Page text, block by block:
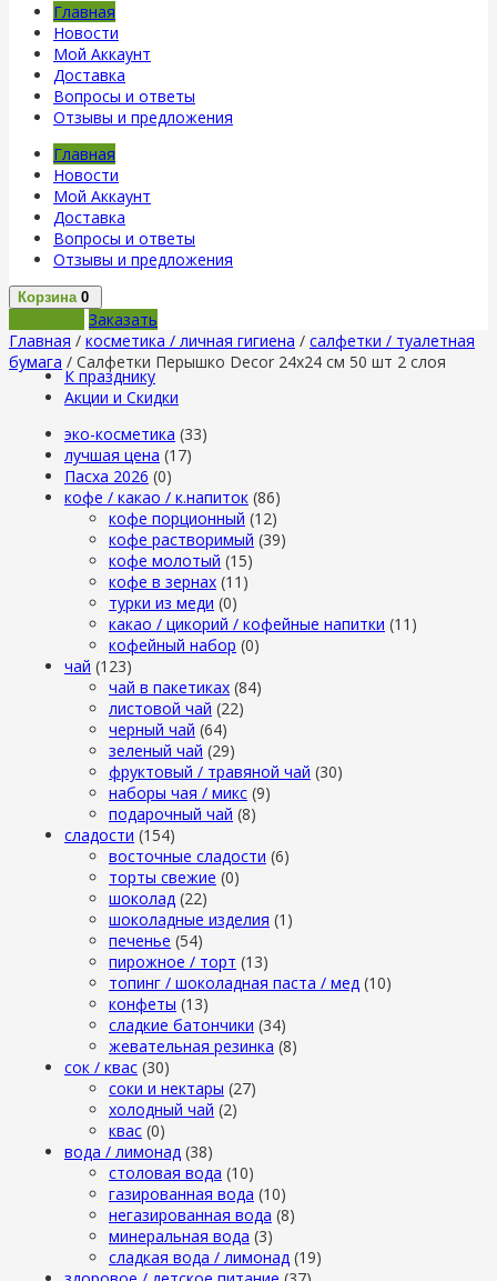
Главная
Новости
Мой Аккаунт
Доставка
Вопросы и ответы
Отзывы и предложения
Главная
Новости
Мой Аккаунт
Доставка
Вопросы и ответы
Отзывы и предложения
Корзина 0
Заказать
Главная / косметика / личная гигиена / салфетки / туалетная
бумага / Салфетки Перышко Decor 24х24 см 50 шт 2 слоя
К празднику
Акции и Скидки
эко-косметика (33)
лучшая цена (17)
Пасха 2026 (0)
кофе / какао / к.напиток (86)
кофе порционный (12)
кофе растворимый (39)
кофе молотый (15)
кофе в зернах (11)
турки из меди (0)
какао / цикорий / кофейные напитки (11)
кофейный набор (0)
чай (123)
чай в пакетиках (84)
листовой чай (22)
черный чай (64)
зеленый чай (29)
фруктовый / травяной чай (30)
наборы чая / микс (9)
подарочный чай (8)
сладости (154)
восточные сладости (6)
торты свежие (0)
шоколад (22)
шоколадные изделия (1)
печенье (54)
пирожное / торт (13)
топинг / шоколадная паста / мед (10)
конфеты (13)
сладкие батончики (34)
жевательная резинка (8)
сок / квас (30)
соки и нектары (27)
холодный чай (2)
квас (0)
вода / лимонад (38)
столовая вода (10)
газированная вода (10)
негазированная вода (8)
минеральная вода (3)
сладкая вода / лимонад (19)